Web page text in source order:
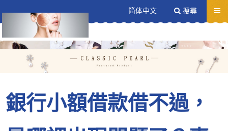
送出
简体中文 搜尋
銀行小額借款借不過，